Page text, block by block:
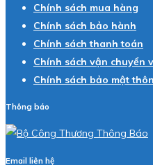
Chính sách mua hàng
Chính sách bảo hành
Chính sách thanh toán
Chính sách vận chuyển
Chính sách bảo mật
Thông báo
Email liên hệ